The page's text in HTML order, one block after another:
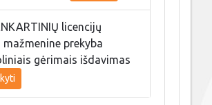
licencijų
prekyba
gėrimais išdavimas